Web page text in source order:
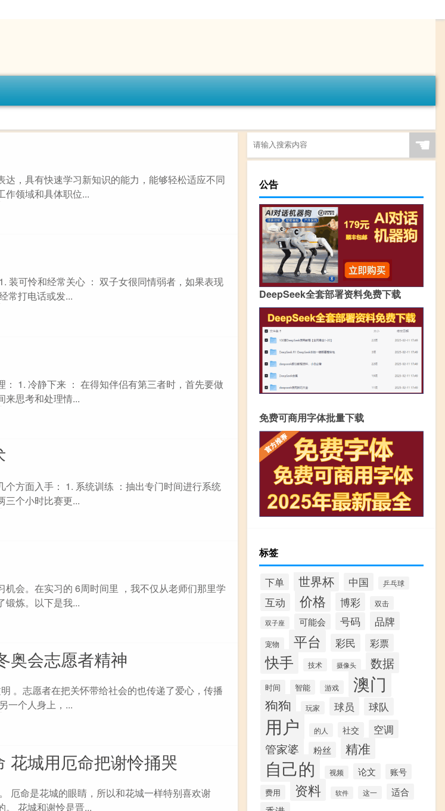
，具有快速学习新知识的能力，能够轻松适应不同
作领域和具体职位...
装可怜和经常关心 ： 双子女很同情弱者，如果表现
常打电话或发...
1. 冷静下来 ： 在得知伴侣有第三者时，首先要做
来思考和处理情...
方面入手： 1. 系统训练 ：抽出专门时间进行系统
三个小时比赛更...
会。在实习的 6周时间里 ，我不仅从老师们那里学
锻炼。以下是我...
奥会志愿者精神
。志愿者在把关怀带给社会的也传递了爱心，传播
一个人身上，...
花城用厄命把谢怜捅哭
厄命是花城的眼睛，所以和花城一样特别喜欢谢
。 花城和谢怜是晋...
☚
公告
DeepSeek全套部署资料免费下载
免费可商用字体批量下载
标签
下单 世界杯 中国 乒乓球
互动 价格 博彩 双击
双子座 可能会 号码 品牌
宠物 平台 彩民 彩票
快手 技术 摄像头 数据
时间 智能 游戏 澳门
狗狗 玩家 球员 球队
用户 的人 社交 空调
管家婆 粉丝 精准
自己的 视频 论文 账号
费用 资料 软件 这一 适合